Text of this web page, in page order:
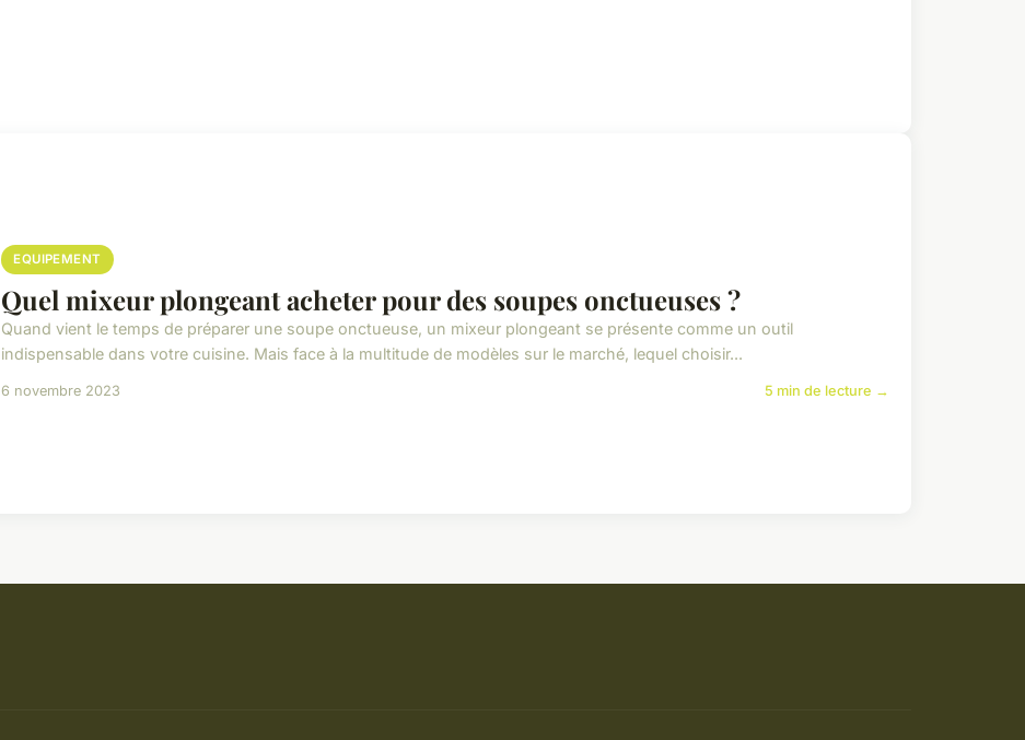
EQUIPEMENT
Quel mixeur plongeant acheter pour des soupes onctueuses ?
Quand vient le temps de préparer une soupe onctueuse, un mixeur plongeant se présente comme un outil
indispensable dans votre cuisine. Mais face à la multitude de modèles sur le marché, lequel choisir...
6 novembre 2023 5 min de lecture →